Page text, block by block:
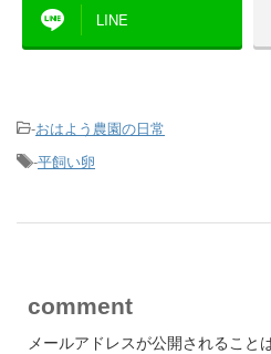
LINE
-おはよう農園の日常
-平飼い卵
comment
メールアドレスが公開されること